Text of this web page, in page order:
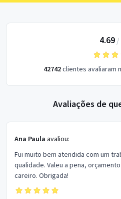
4.69/
42742clientes avaliaram
Avaliações de
Ana Paula avaliou:
Fui muito bem atendida com um
qualidade. Valeu a pena,
careiro. Obrigada!